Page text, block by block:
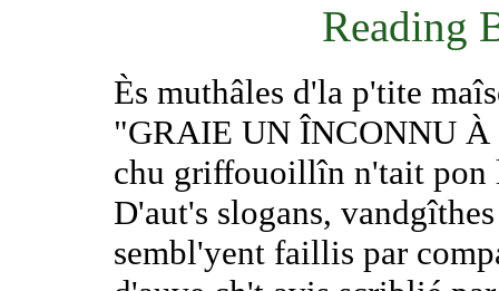
Reading
Ès muthâles d'la p'tite
"GRAIE UN ÎNCONNU À
chu griffouoillîn n'tait pon
D'aut's slogans,
sembl'yent faillis par